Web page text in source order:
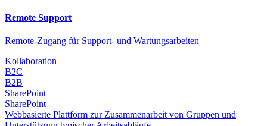
Remote Support
Remote-Zugang für Support- und Wartungsarbeiten
Kollaboration
B2C
B2B
SharePoint
SharePoint
Webbasierte Plattform zur Zusammenarbeit von Gruppen und